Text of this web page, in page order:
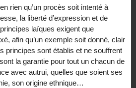
rien qu’un procès soit intenté à
la liberté d’expression et de
laïques exigent que
afin qu’un exemple soit donné, clair
principes sont établis et ne souffrent
la garantie pour tout un chacun de
avec autrui, quelles que soient ses
son origine ethnique…